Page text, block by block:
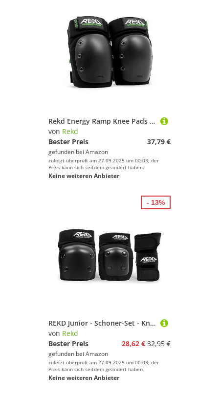
Rekd Energy Ramp Knee Pads Knieschoner, schwarz (schwarz), M
von Rekd
Bester Preis
37,79 €
gefunden bei Amazon
zuletzt überprüft am 27.09.2025 um 00:03; der
Preis kann sich seitdem geändert haben.
Keine weiteren Anbieter
REKD Junior - Schoner-Set - Knie/Handgelenke/Ellbogen - robust - Schwarz - Gr S
von Rekd
Bester Preis
28,62 € 32,95 €
gefunden bei Amazon
zuletzt überprüft am 27.09.2025 um 00:03; der
Preis kann sich seitdem geändert haben.
Keine weiteren Anbieter
- 13%